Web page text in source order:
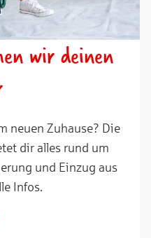
wir deinen
neuen Zuhause? Die
dir alles rund um
und Einzug aus
Infos.